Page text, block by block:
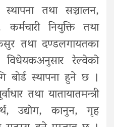
तथा सञ्चालन,
नियुक्ति तथा
तथा दण्डलगायतका
रेल्वेको
बोर्ड स्थापना हुने छ ।
तथा यातायातमन्त्री
उद्योग, कानुन, गृह